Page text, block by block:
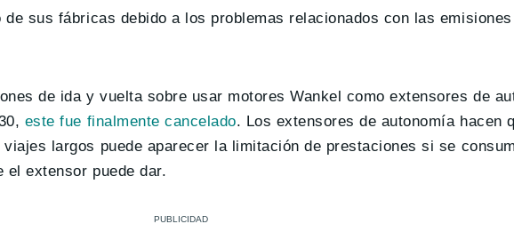
de sus fábricas debido a los problemas relacionados con las
de ida y vuelta sobre usar motores Wankel como extensores de
este fue finalmente cancelado. Los extensores de autonomía hacen
largos puede aparecer la limitación de prestaciones si se
el extensor puede dar.